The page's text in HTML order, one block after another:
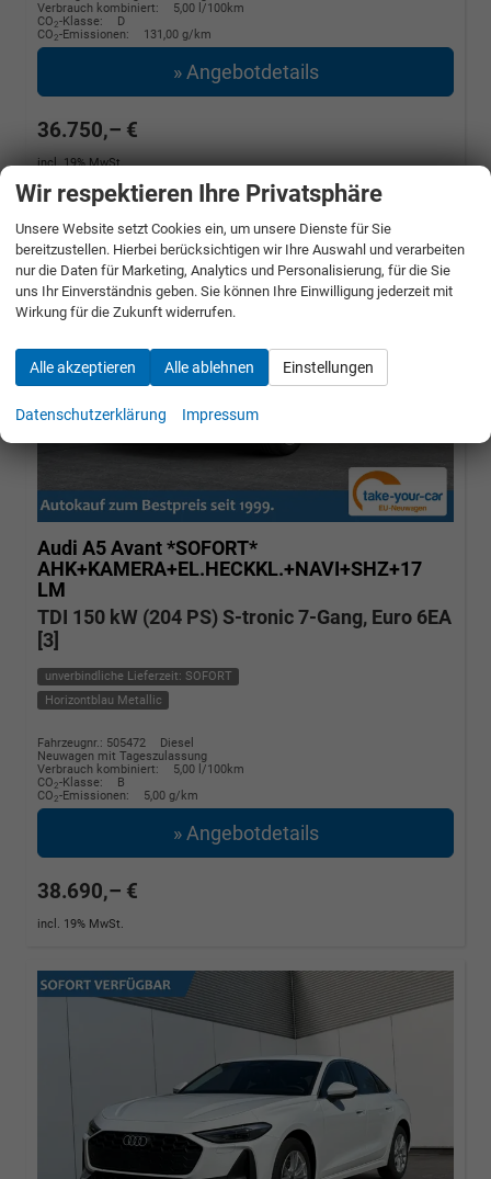
Verbrauch kombiniert:
5,00 l/100km
CO2-Klasse:
D
CO2-Emissionen: 131,00 g/km
» Angebotdetails
36.750,– €
incl. 19% MwSt.
Audi A5 Avant*SOFORT*
AHK+KAMERA+EL.HECKKL.+NAVI+SHZ+17
LM
TDI 150 kW (204 PS) S-tronic 7-Gang, Euro 6EA
[3]
unverbindliche Lieferzeit: SOFORT
Horizontblau Metallic
Fahrzeugnr.: 505472
Diesel
Neuwagen mit Tageszulassung
Verbrauch kombiniert:
5,00 l/100km
CO2-Klasse:
B
CO2-Emissionen: 5,00 g/km
» Angebotdetails
38.690,– €
incl. 19% MwSt.
Wir respektieren Ihre Privatsphäre
Unsere Website setzt Cookies ein, um unsere Dienste für Sie
bereitzustellen. Hierbei berücksichtigen wir Ihre Auswahl und verarbeiten
nur die Daten für Marketing, Analytics und Personalisierung, für die Sie
uns Ihr Einverständnis geben. Sie können Ihre Einwilligung jederzeit mit
Wirkung für die Zukunft widerrufen.
Alle akzeptieren Alle ablehnen Einstellungen
Datenschutzerklärung Impressum